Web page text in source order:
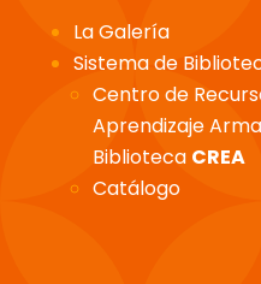
La Galería
Sistema de
Centro de
Aprendizaje
Biblioteca CREA
Catálogo